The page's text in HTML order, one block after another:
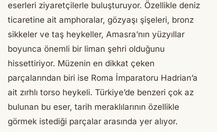
eserleri ziyaretçilerle buluşturuyor. Özellikle deniz
ticaretine ait amphoralar, gözyaşı şişeleri, bronz
sikkeler ve taş heykeller, Amasra’nın yüzyıllar
boyunca önemli bir liman şehri olduğunu
hissettiriyor. Müzenin en dikkat çeken
parçalarından biri ise Roma İmparatoru Hadrian’a
ait zırhlı torso heykeli. Türkiye’de benzeri çok az
bulunan bu eser, tarih meraklılarının özellikle
görmek istediği parçalar arasında yer alıyor.